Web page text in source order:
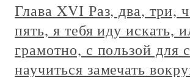
Глава XVI Раз, два, три,
пять, я тебя иду искать,
грамотно, с пользой для
научиться замечать